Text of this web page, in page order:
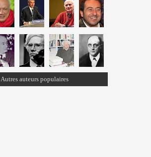
Autres auteurs populaires